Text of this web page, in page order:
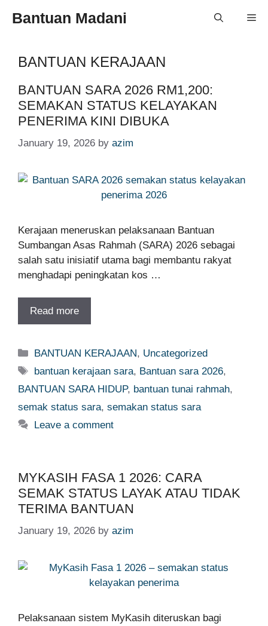
Bantuan Madani
BANTUAN KERAJAAN
BANTUAN SARA 2026 RM1,200:
SEMAKAN STATUS KELAYAKAN
PENERIMA KINI DIBUKA
January 19, 2026 by azim
Kerajaan meneruskan pelaksanaan Bantuan
Sumbangan Asas Rahmah (SARA) 2026 sebagai
salah satu inisiatif utama bagi membantu rakyat
menghadapi peningkatan kos …
Read more
Categories
BANTUAN KERAJAAN, Uncategorized
Tags
bantuan kerajaan sara, Bantuan sara 2026,
BANTUAN SARA HIDUP, bantuan tunai rahmah,
semak status sara, semakan status sara
Leave a comment
MYKASIH FASA 1 2026: CARA
SEMAK STATUS LAYAK ATAU TIDAK
TERIMA BANTUAN
January 19, 2026 by azim
Pelaksanaan sistem MyKasih diteruskan bagi